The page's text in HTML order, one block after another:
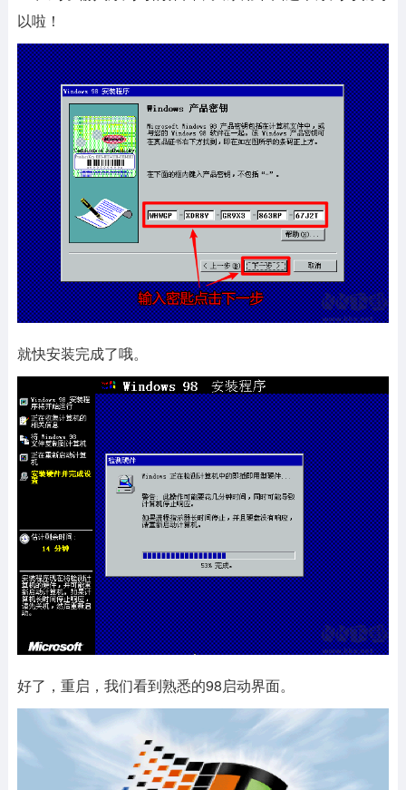
以啦！
就快安装完成了哦。
好了，重启，我们看到熟悉的98启动界面。